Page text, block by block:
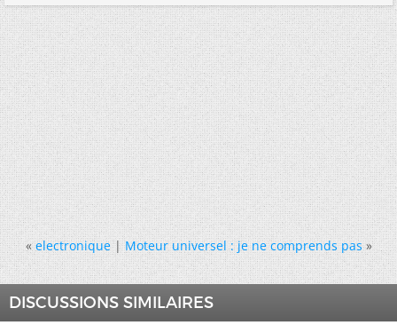
« electronique|Moteur universel : je ne comprends pas »
DISCUSSIONS SIMILAIRES